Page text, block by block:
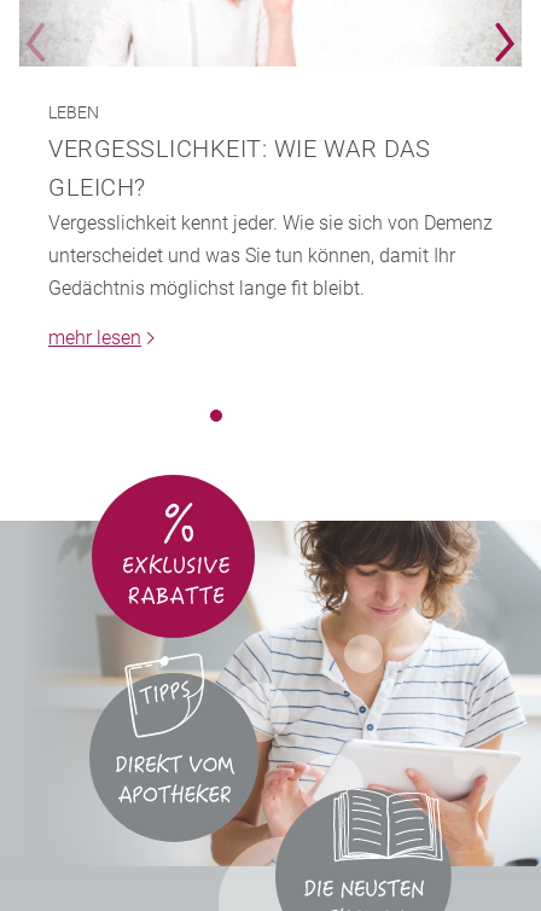
LEBEN
VERGESSLICHKEIT: WIE WAR DAS
GLEICH?
Vergesslichkeit kennt jeder. Wie sie sich von Demenz
unterscheidet und was Sie tun können, damit Ihr
Gedächtnis möglichst lange fit bleibt.
mehr lesen